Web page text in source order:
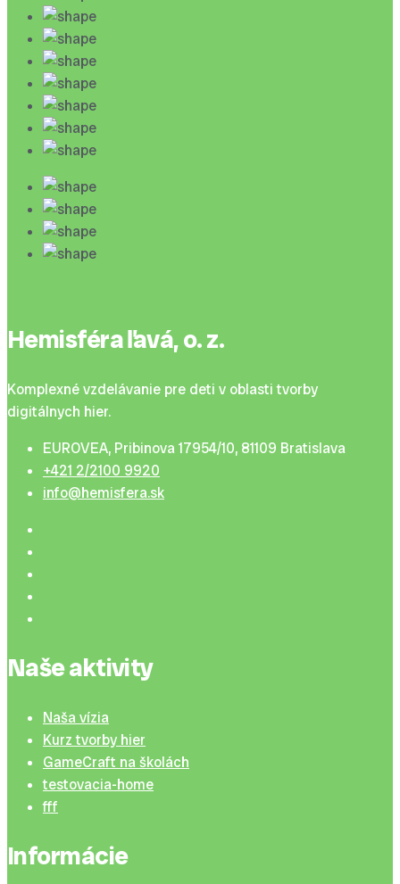
Hemisféra ľavá, o. z.
Komplexné vzdelávanie pre deti v oblasti tvorby
digitálnych hier.
EUROVEA, Pribinova 17954/10, 81109 Bratislava
+421 2/2100 9920
info@hemisfera.sk
Naše aktivity
Naša vízia
Kurz tvorby hier
GameCraft na školách
testovacia-home
fff
Informácie